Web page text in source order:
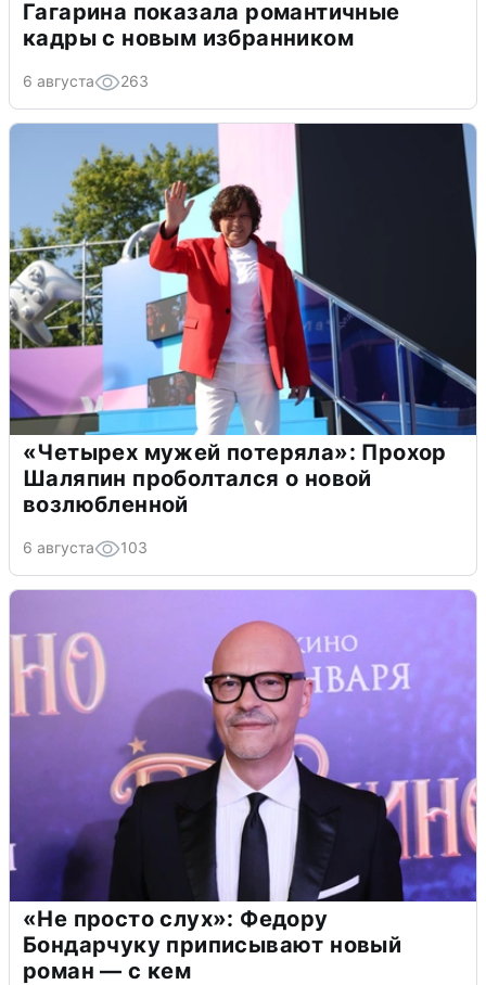
Гагарина показала романтичные
кадры с новым избранником
6 августа 263
«Четырех мужей потеряла»: Прохор
Шаляпин проболтался о новой
возлюбленной
6 августа 103
«Не просто слух»: Федору
Бондарчуку приписывают новый
роман — с кем